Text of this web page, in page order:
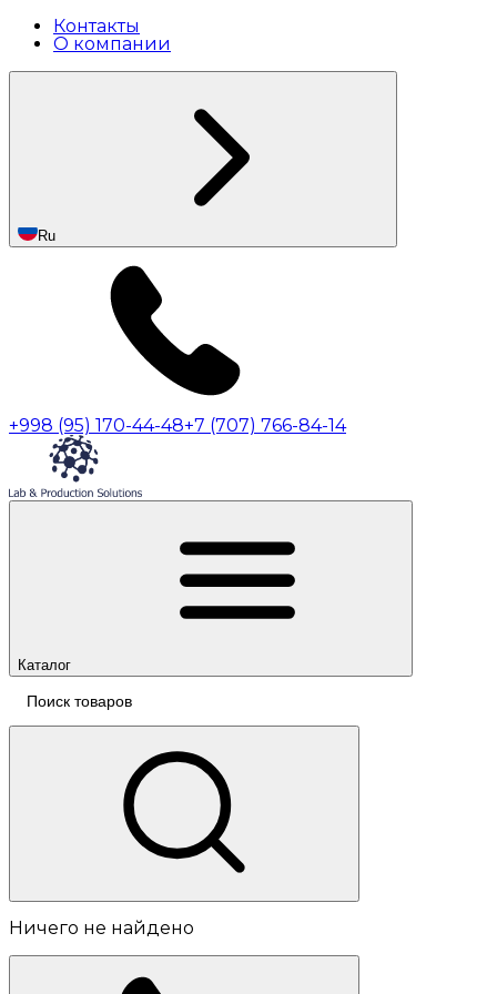
Контакты
О компании
Ru
+998 (95) 170-44-48+7 (707) 766-84-14
Каталог
Ничего не найдено